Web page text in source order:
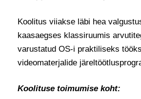
Koolitus viiakse läbi hea
kaasaegses klassiruumis
varustatud OS-i praktiliseks
videomaterjalide
Koolituse toimumise koht: